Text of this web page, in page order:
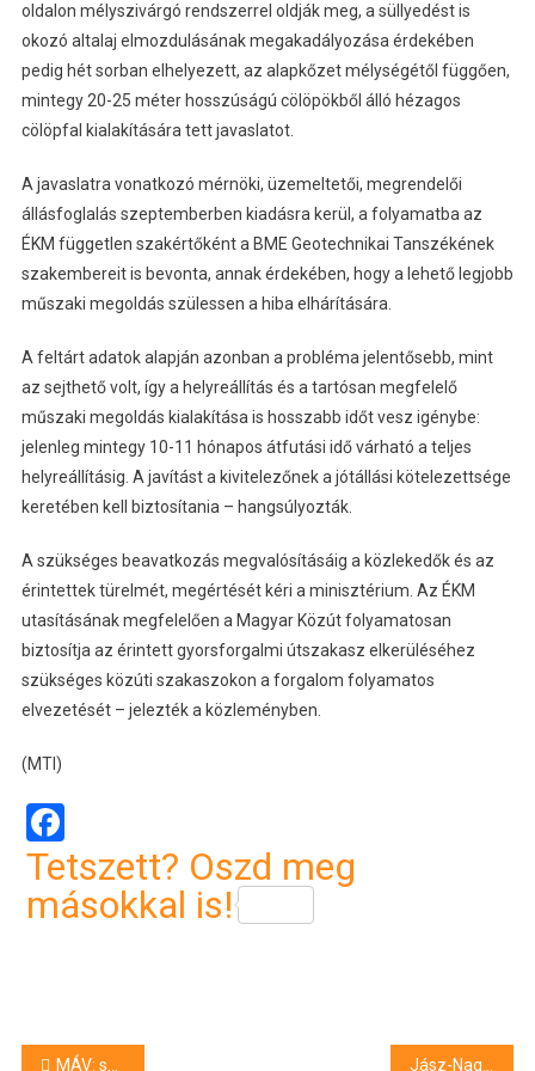
oldalon mélyszivárgó rendszerrel oldják meg, a süllyedést is
okozó altalaj elmozdulásának megakadályozása érdekében
pedig hét sorban elhelyezett, az alapkőzet mélységétől függően,
mintegy 20-25 méter hosszúságú cölöpökből álló hézagos
cölöpfal kialakítására tett javaslatot.
A javaslatra vonatkozó mérnöki, üzemeltetői, megrendelői
állásfoglalás szeptemberben kiadásra kerül, a folyamatba az
ÉKM független szakértőként a BME Geotechnikai Tanszékének
szakembereit is bevonta, annak érdekében, hogy a lehető legjobb
műszaki megoldás szülessen a hiba elhárítására.
A feltárt adatok alapján azonban a probléma jelentősebb, mint
az sejthető volt, így a helyreállítás és a tartósan megfelelő
műszaki megoldás kialakítása is hosszabb időt vesz igénybe:
jelenleg mintegy 10-11 hónapos átfutási idő várható a teljes
helyreállításig. A javítást a kivitelezőnek a jótállási kötelezettsége
keretében kell biztosítania – hangsúlyozták.
A szükséges beavatkozás megvalósításáig a közlekedők és az
érintettek türelmét, megértését kéri a minisztérium. Az ÉKM
utasításának megfelelően a Magyar Közút folyamatosan
biztosítja az érintett gyorsforgalmi útszakasz elkerüléséhez
szükséges közúti szakaszokon a forgalom folyamatos
elvezetését – jelezték a közleményben.
(MTI)
Facebook
Tetszett? Oszd meg
másokkal is!
MÁV: saját forrásokból is zajlanak a pályafelújítások